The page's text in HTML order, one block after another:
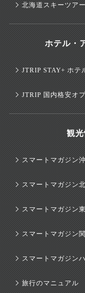
北海道スキーツア
ホテル・
JTRIP STAY+ ホテ
JTRIP 国内格安オ
観
スマートマガジン
スマートマガジン
スマートマガジン
スマートマガジン
スマートマガジン
旅行のマニュアル